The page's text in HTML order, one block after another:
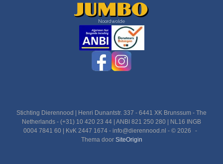
Noordwolde
Stichting Dierennood | Henri Dunantstr. 337 - 6441 XK Brunssum - The
Netherlands - (+31) 10 420 23 44 | ANBI 821 250 280 | NL16 INGB
0004 7841 60 | KvK 2447 1674 - info@dierennood.nl - © 2026
Thema door SiteOrigin